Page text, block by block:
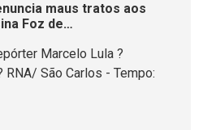
maus tratos aos
Foz de
Marcelo Lula ?
São Carlos - Tempo: